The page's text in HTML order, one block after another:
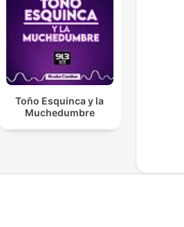
Toño Esquinca y la
Muchedumbre